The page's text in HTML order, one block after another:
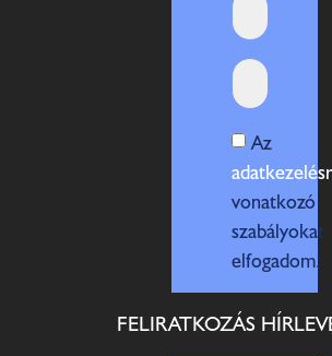
Az
vonatkozó
szabályokat
elfogadom.
FELIRATKOZÁS